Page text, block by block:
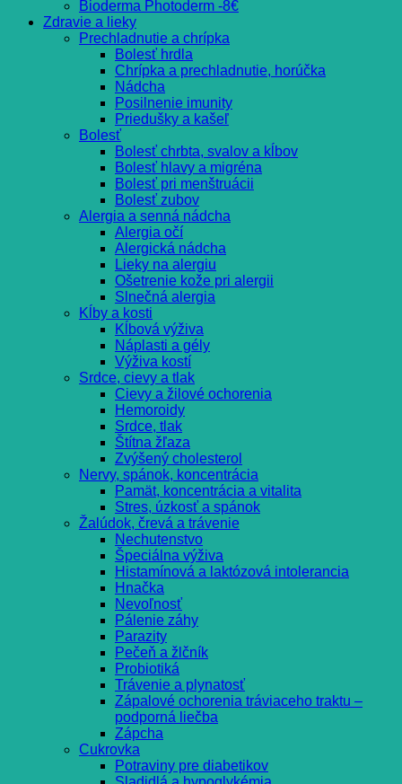
Bioderma Photoderm -8€
Zdravie a lieky
Prechladnutie a chrípka
Bolesť hrdla
Chrípka a prechladnutie, horúčka
Nádcha
Posilnenie imunity
Priedušky a kašeľ
Bolesť
Bolesť chrbta, svalov a kĺbov
Bolesť hlavy a migréna
Bolesť pri menštruácii
Bolesť zubov
Alergia a senná nádcha
Alergia očí
Alergická nádcha
Lieky na alergiu
Ošetrenie kože pri alergii
Slnečná alergia
Kĺby a kosti
Kĺbová výživa
Náplasti a gély
Výživa kostí
Srdce, cievy a tlak
Cievy a žilové ochorenia
Hemoroidy
Srdce, tlak
Štítna žľaza
Zvýšený cholesterol
Nervy, spánok, koncentrácia
Pamät, koncentrácia a vitalita
Stres, úzkosť a spánok
Žalúdok, črevá a trávenie
Nechutenstvo
Špeciálna výživa
Histamínová a laktózová intolerancia
Hnačka
Nevoľnosť
Pálenie záhy
Parazity
Pečeň a žlčník
Probiotiká
Trávenie a plynatosť
Zápalové ochorenia tráviaceho traktu –
podporná liečba
Zápcha
Cukrovka
Potraviny pre diabetikov